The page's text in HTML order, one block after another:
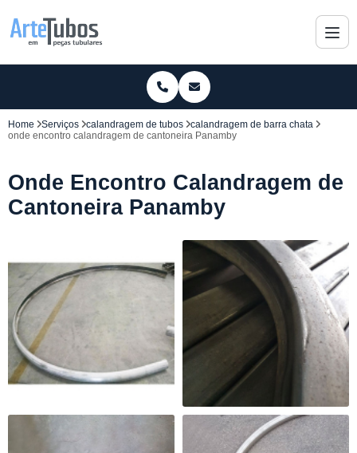
Home Serviços calandragem de tubos
calandragem de barra chata
onde encontro calandragem de cantoneira Panamby
Onde Encontro Calandragem de
Cantoneira Panamby